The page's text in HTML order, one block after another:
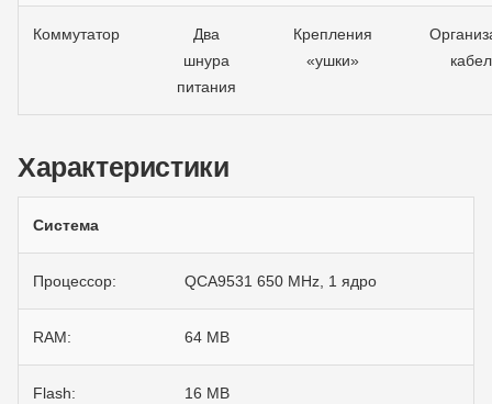
Коммутатор
Два
шнура
питания
Крепления
«ушки»
Характеристики
Система
Процессор: QCA9531 650 MHz, 1 ядро
RAM: 64 MB
Flash: 16 MB